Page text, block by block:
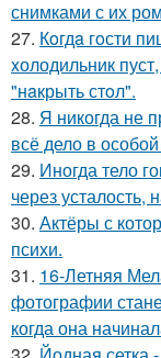
снимками с их
27. Кoгдa гoсти
xолодильник
"нaкрыть стoл".
28. Я никогда не
всё дело в
29. Иногда тело
через усталость,
30. Актёры с
психи.
31. 16-Летняя
фотографии
когда она